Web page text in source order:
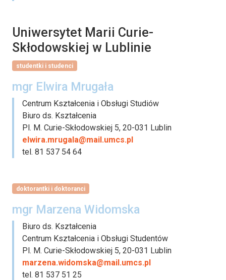
Uniwersytet Marii Curie-
Skłodowskiej w Lublinie
studentki i studenci
mgr Elwira Mrugała
Centrum Kształcenia i Obsługi Studiów
Biuro ds. Kształcenia
Pl. M. Curie-Skłodowskiej 5, 20-031 Lublin
elwira.mrugala@mail.umcs.pl
tel. 81 537 54 64
doktorantki i doktoranci
mgr Marzena Widomska
Biuro ds. Kształcenia
Centrum Kształcenia i Obsługi Studentów
Pl. M. Curie-Skłodowskiej 5, 20-031 Lublin
marzena.widomska@mail.umcs.pl
tel. 81 537 51 25